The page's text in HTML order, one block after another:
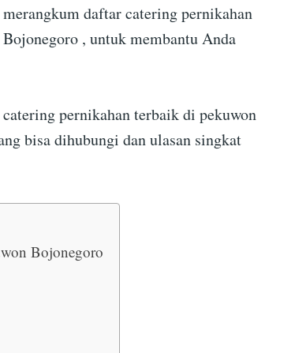
daftar catering pernikahan
, untuk membantu Anda
pernikahan terbaik di pekuwon
bisa dihubungi dan ulasan singkat
Bojonegoro